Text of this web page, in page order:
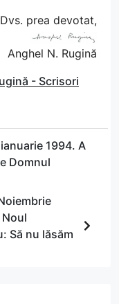
prea devotat,
Anghel N. Rugină
- Scrisori
1994. A
Domnul
Să nu lăsăm